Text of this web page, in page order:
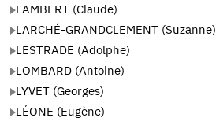
LAMBERT (Claude)
LARCHÉ-GRANDCLEMENT (Suzanne)
LESTRADE (Adolphe)
LOMBARD (Antoine)
LYVET (Georges)
LÉONE (Eugène)